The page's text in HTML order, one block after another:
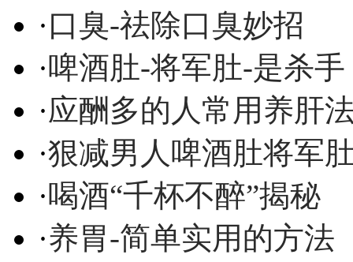
·口臭-祛除口臭妙招
·啤酒肚-将军肚-是杀手
·应酬多的人常用养肝
·狠减男人啤酒肚将军
·喝酒“千杯不醉”揭秘
·养胃-简单实用的方法